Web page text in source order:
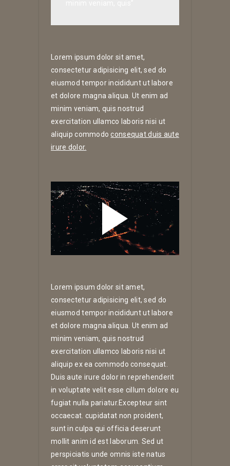
Lorem ipsum dolor sit amet,
consectetur adipisicing elit, sed do
eiusmod tempor incididunt ut labore
et dolore magna aliqua. Ut enim ad
minim veniam, quis nostrud
exercitation ullamco laboris nisi ut
aliquip commodoconsequat duis aute
irure dolor.
Lorem ipsum dolor sit amet,
consectetur adipisicing elit, sed do
eiusmod tempor incididunt ut labore
et dolore magna aliqua. Ut enim ad
minim veniam, quis nostrud
exercitation ullamco laboris nisi ut
aliquip ex ea commodo consequat.
Duis aute irure dolor in reprehenderit
in voluptate velit esse cillum dolore eu
fugiat nulla pariatur.Excepteur sint
occaecat. cupidatat non proident,
sunt in culpa qui officia deserunt
mollit anim id est laborum. Sed ut
perspiciatis unde omnis iste natus